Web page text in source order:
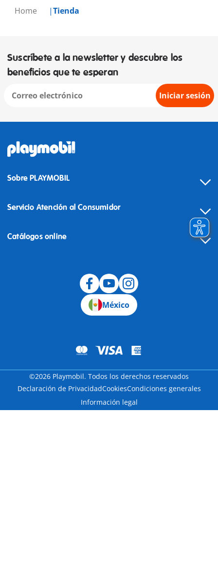
Home Tienda
Suscríbete a la newsletter y descubre los
beneficios que te esperan
Iniciar sesión
Sobre PLAYMOBIL
Servicio Atención al Consumidor
Catálogos online
México
©2026 Playmobil. Todos los derechos reservados
Declaración de PrivacidadCookiesCondiciones generales
Información legal